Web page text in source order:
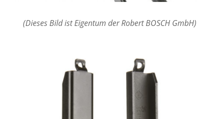
(Dieses Bild ist Eigentum der Robert BOSCH GmbH)